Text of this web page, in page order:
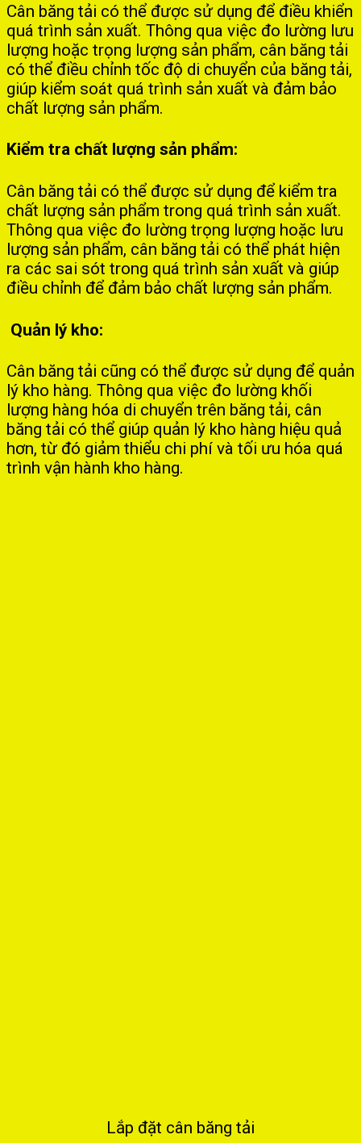
Cân băng tải có thể được sử dụng để điều khiển
quá trình sản xuất. Thông qua việc đo lường lưu
lượng hoặc trọng lượng sản phẩm, cân băng tải
có thể điều chỉnh tốc độ di chuyển của băng tải,
giúp kiểm soát quá trình sản xuất và đảm bảo
chất lượng sản phẩm.
Kiểm tra chất lượng sản phẩm:
Cân băng tải có thể được sử dụng để kiểm tra
chất lượng sản phẩm trong quá trình sản xuất.
Thông qua việc đo lường trọng lượng hoặc lưu
lượng sản phẩm, cân băng tải có thể phát hiện
ra các sai sót trong quá trình sản xuất và giúp
điều chỉnh để đảm bảo chất lượng sản phẩm.
Quản lý kho:
Cân băng tải cũng có thể được sử dụng để quản
lý kho hàng. Thông qua việc đo lường khối
lượng hàng hóa di chuyển trên băng tải, cân
băng tải có thể giúp quản lý kho hàng hiệu quả
hơn, từ đó giảm thiểu chi phí và tối ưu hóa quá
trình vận hành kho hàng.
Lắp đặt cân băng tải